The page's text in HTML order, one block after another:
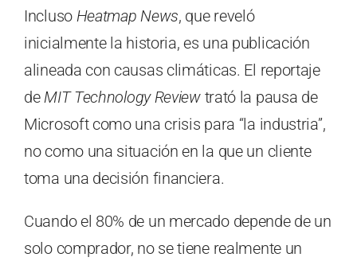
Incluso Heatmap News, que reveló
inicialmente la historia, es una publicación
alineada con causas climáticas. El reportaje
deMIT Technology Reviewtrató la pausa de
Microsoft como una crisis para “la industria”,
no como una situación en la que un cliente
toma una decisión financiera.
Cuando el 80% de un mercado depende de un
solo comprador, no se tiene realmente un